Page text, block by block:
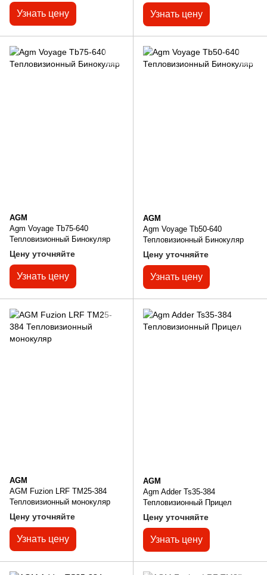
Узнать цену Узнать цену
AGM
Agm Voyage Tb75-640
Тепловизионный Бинокуляр
Цену уточняйте
Узнать цену
AGM
Agm Voyage Tb50-640
Тепловизионный Бинокуляр
Цену уточняйте
Узнать цену
AGM
AGM Fuzion LRF TM25-384
Тепловизионный монокуляр
Цену уточняйте
Узнать цену
AGM
Agm Adder Ts35-384
Тепловизионный Прицел
Цену уточняйте
Узнать цену